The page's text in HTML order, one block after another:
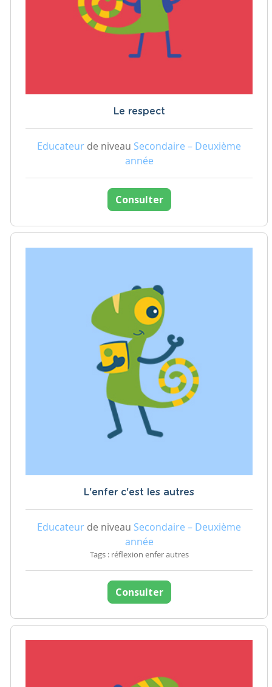
Le respect
Educateur de niveau Secondaire – Deuxième
année
Consulter
L'enfer c'est les autres
Educateur de niveau Secondaire – Deuxième
année
Tags : réflexion enfer autres
Consulter